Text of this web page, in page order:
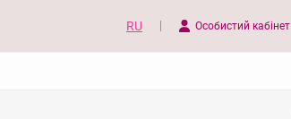
RU Особистий кабінет